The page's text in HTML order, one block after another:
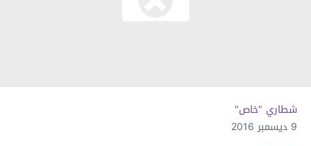
شطاري "خاص"
9 ديسمبر 2016